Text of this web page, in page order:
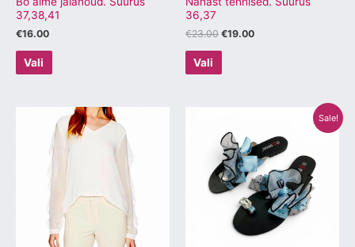
37,38,41
€16.00
Vali
36,37
€23.00 €19.00
Vali
Sellel
tootel
on
mitu
varianti.
Valikuid
saab
Sale!
oli:
€25.00.
on:
€14.00.
tootel
on
mitu
varianti.
Valikuid
saab